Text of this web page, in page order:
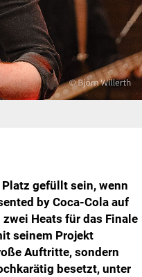
gefüllt sein, wenn
by Coca-Cola auf
Heats für das Finale
seinem Projekt
Auftritte, sondern
besetzt, unter